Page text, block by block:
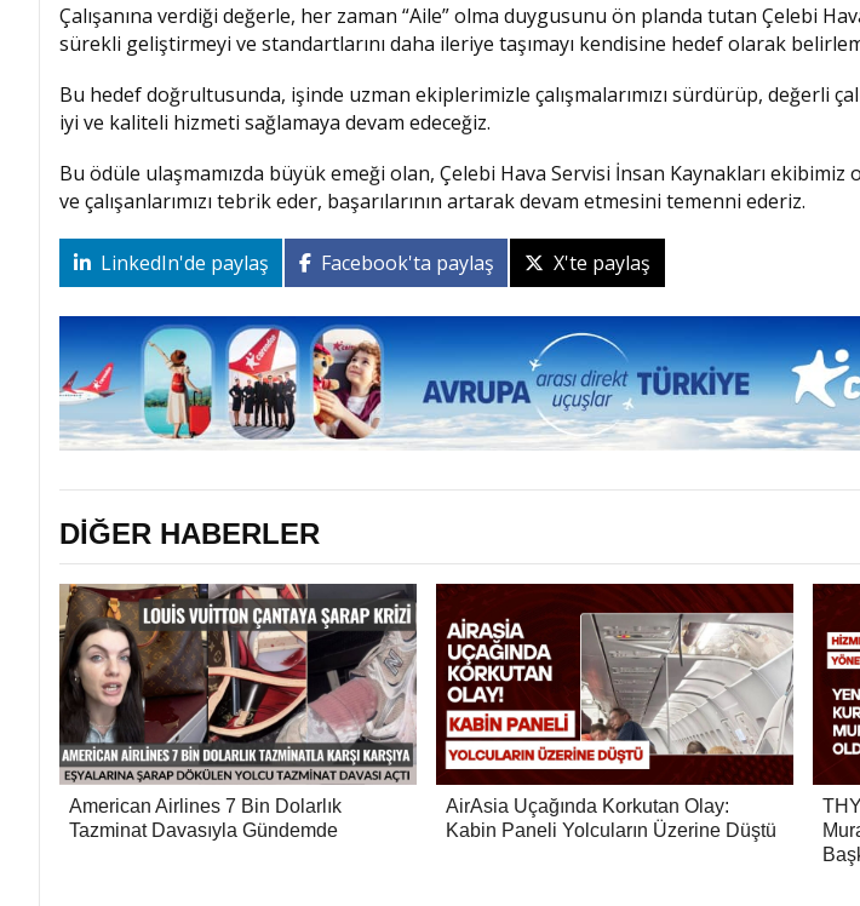
Çalışanına verdiği değerle, her zaman “Aile” olma duygusunu ön planda tutan Çelebi
sürekli geliştirmeyi ve standartlarını daha ileriye taşımayı kendisine hedef olarak
Bu hedef doğrultusunda, işinde uzman ekiplerimizle çalışmalarımızı sürdürüp, değerli
iyi ve kaliteli hizmeti sağlamaya devam edeceğiz.
Bu ödüle ulaşmamızda büyük emeği olan, Çelebi Hava Servisi İnsan Kaynakları
ve çalışanlarımızı tebrik eder, başarılarının artarak devam etmesini temenni ederiz.
LinkedIn'de paylaş Facebook'ta paylaş X'te paylaş
DİĞER HABERLER
American Airlines 7 Bin Dolarlık
Tazminat Davasıyla Gündemde
AirAsia Uçağında Korkutan Olay:
Kabin Paneli Yolcuların Üzerine Düştü